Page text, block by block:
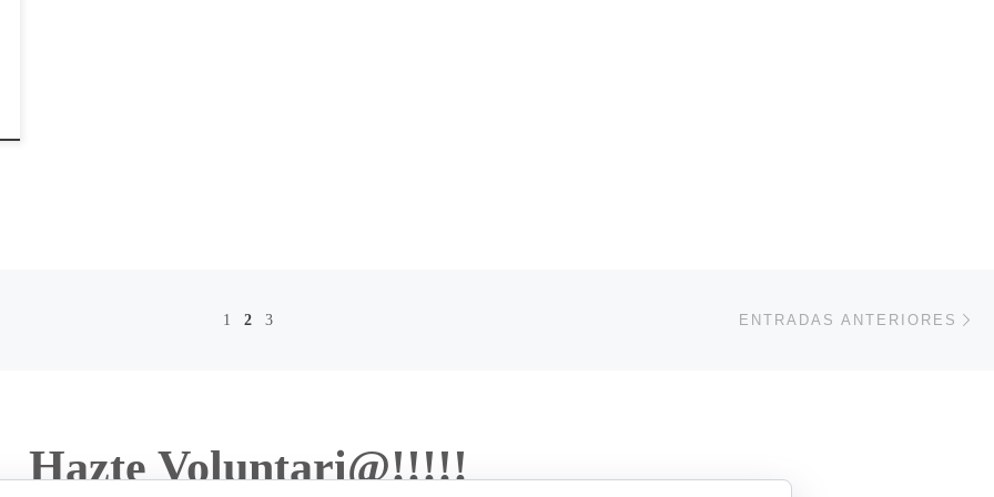
1 2 3 ENTRADAS ANTERIORES
Hazte Voluntari@!!!!!